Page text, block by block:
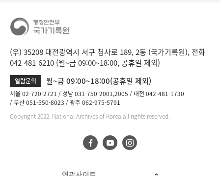
(우) 35208 대전광역시 서구 청사로 189, 2동 (국가기록원), 전화
042-481-6210 (월~금 09:00~18:00, 공휴일 제외)
열람문의 월~금 09:00~18:00(공휴일 제외)
서울 02-720-2721 성남 031-750-2001,2005
대전 042-481-1730
부산 051-550-8023
광주 062-975-5791
Copyright 2022. National Archives of Korea all rights reserved.